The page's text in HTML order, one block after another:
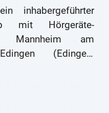
inhabergeführter
mit Hörgeräte-
Mannheim am
(Edingen-
zentraler Lage in
Meisterbetrieb: